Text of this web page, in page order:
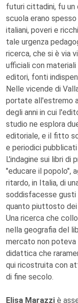
futuri cittadini, fu un
scuola erano
italiani, poveri e
tale urgenza
ricerca, che si è via
ufficiali con
editori, fonti
Nelle vicende di
portate all'estremo
degli anni in cui
studio ne esplora
editoriale, e il fitto
e periodici
L'indagine sui libri di
"educare il popolo",
ritardo, in Italia, di
soddisfacesse gusti
quanto piuttosto
Una ricerca che
nella geografia del
mercato non poteva
didattica che
qui ricostruita con
di fine secolo.
Elisa Marazzi è